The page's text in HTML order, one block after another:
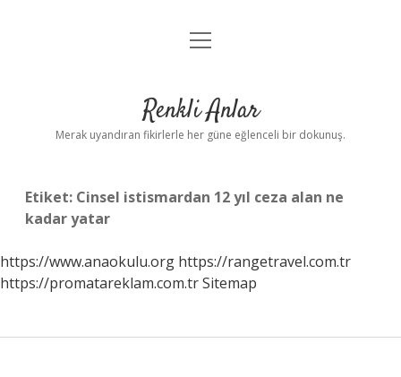
Anasayfa
Yasal Uyarı
menüyü
Renkli Anlar
Merak uyandıran fikirlerle her güne eğlenceli bir dokunuş.
Etiket: Cinsel istismardan 12 yıl ceza alan ne
kadar yatar
https://www.anaokulu.org https://rangetravel.com.tr
https://promatareklam.com.trSitemap